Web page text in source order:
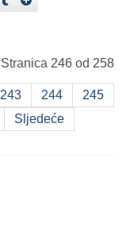
Stranica 246 od 258
243 244
245
Sljedeće